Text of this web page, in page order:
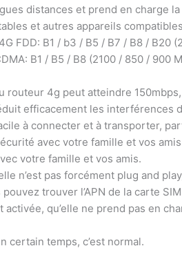
distances et prend en charge
et autres appareils
FDD: B1 / b3 / B5 / B7 / B8 / B20
B1 / B5 / B8 (2100 / 850 / 900
4g peut atteindre
efficacement les interférences
à connecter et à transporter,
avec votre famille et vos
votre famille et vos amis.
n’est pas forcément plug and
trouver l’APN de la carte
qu’elle ne prend pas en
certain temps, c’est normal.